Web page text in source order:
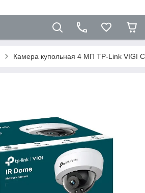
Камера купольная 4 МП TP-Link VIGI